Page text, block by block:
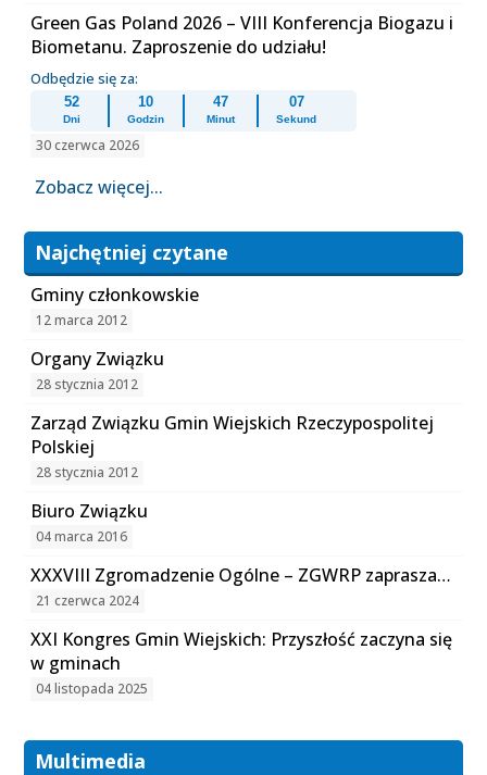
Green Gas Poland 2026 – VIII Konferencja Biogazu i
Biometanu. Zaproszenie do udziału!
Odbędzie się za:
52
Dni
10
Godzin
47
Minut
07
Sekund
30 czerwca 2026
Zobacz więcej...
Najchętniej czytane
Gminy członkowskie
12 marca 2012
Organy Związku
28 stycznia 2012
Zarząd Związku Gmin Wiejskich Rzeczypospolitej
Polskiej
28 stycznia 2012
Biuro Związku
04 marca 2016
XXXVIII Zgromadzenie Ogólne – ZGWRP zaprasza…
21 czerwca 2024
XXI Kongres Gmin Wiejskich: Przyszłość zaczyna się
w gminach
04 listopada 2025
Multimedia